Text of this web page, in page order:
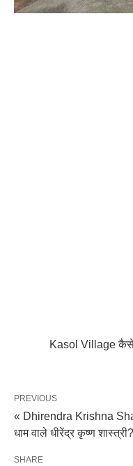
Kasol Village
PREVIOUS
« Dhirendra Krishna
धाम वाले धीरेंद्र कृष्ण शास्त्री?
SHARE